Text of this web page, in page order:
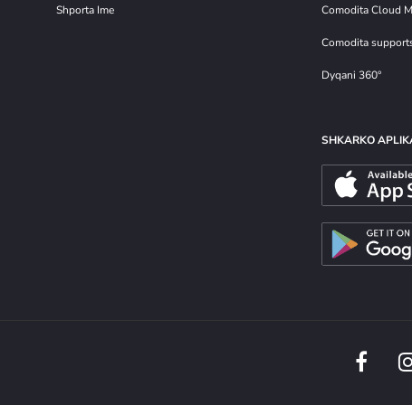
Shporta Ime Comodita Cloud
Comodita
Dyqani 360°
SHKARKO